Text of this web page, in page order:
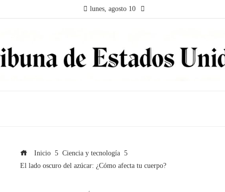
lunes, agosto 10
Inicio
Ciencia y tecnología
El lado oscuro del azúcar: ¿Cómo afecta tu cuerpo?